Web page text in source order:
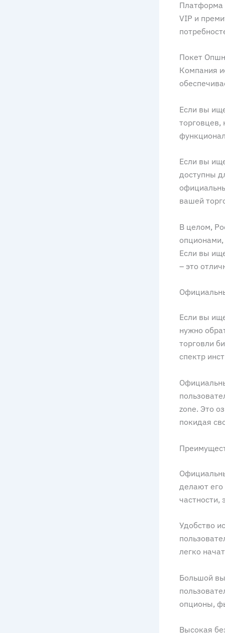
Платформа
VIP и
Покет
Компания
Если вы
торговцев,
Если вы
доступны
вашей
В целом,
опционами,
Если вы
– это
Если вы
нужно
торговли
спектр
zone. Это
покидая
делают
частности,
Удобство
легко
Большой
опционы,
Высокая